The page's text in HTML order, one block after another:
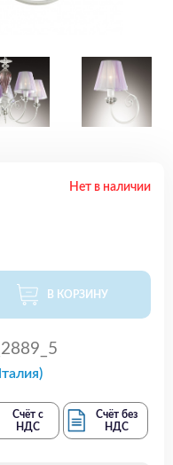
Нет в наличии
В КОРЗИНУ
Счёт с
НДС
Счёт без
НДС